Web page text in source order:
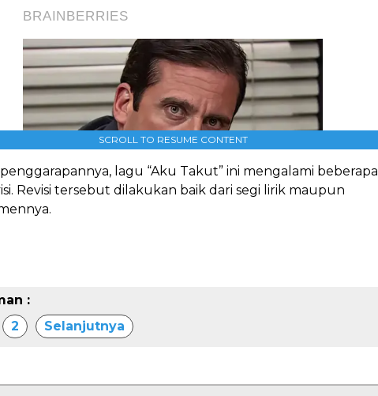
SCROLL TO RESUME CONTENT
lagu “Aku Takut” ini mengalami beberapa
Revisi tersebut dilakukan baik dari segi lirik maupun
:
2 Selanjutnya